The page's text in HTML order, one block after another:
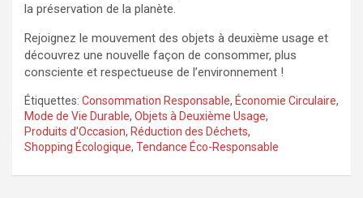
la préservation de la planète.
Rejoignez le mouvement des objets à deuxième usage et
découvrez une nouvelle façon de consommer, plus
consciente et respectueuse de l’environnement !
Étiquettes: Consommation Responsable, Économie Circulaire,
Mode de Vie Durable, Objets à Deuxième Usage,
Produits d'Occasion, Réduction des Déchets,
Shopping Écologique, Tendance Éco-Responsable